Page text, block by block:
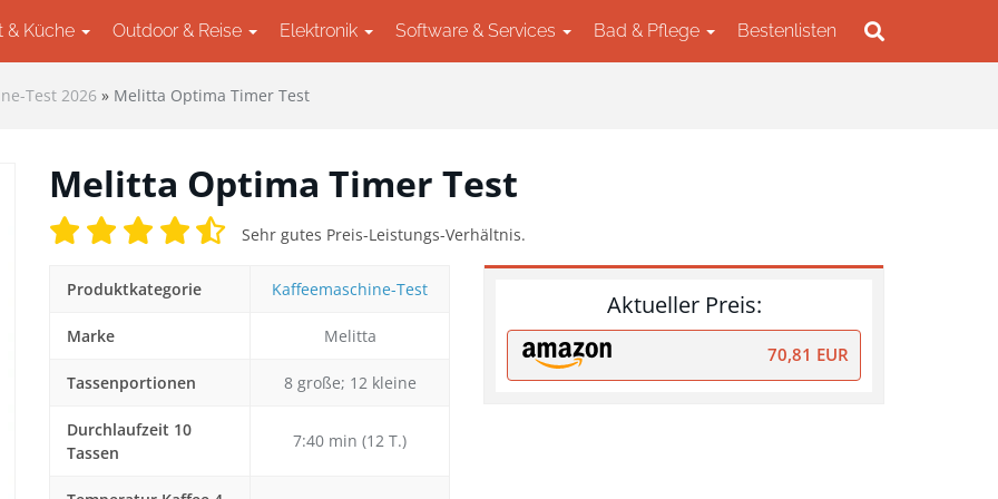
& Küche Outdoor & Reise Elektronik Software & Services Bad & Pflege Bestenlisten
Test 2026 » Melitta Optima Timer Test
Melitta Optima Timer Test
Sehr gutes Preis-Leistungs-Verhältnis.
Aktueller Preis:
70,81 EUR
Produktkategorie Kaffeemaschine-Test
Marke Melitta
Tassenportionen 8 große; 12 kleine
Durchlaufzeit 10
Tassen
7:40 min (12 T.)